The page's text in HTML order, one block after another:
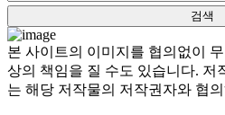
본 사이트의 이미지를 협의없이
상의 책임을 질 수도 있습니다. 저
는 해당 저작물의 저작권자와 협